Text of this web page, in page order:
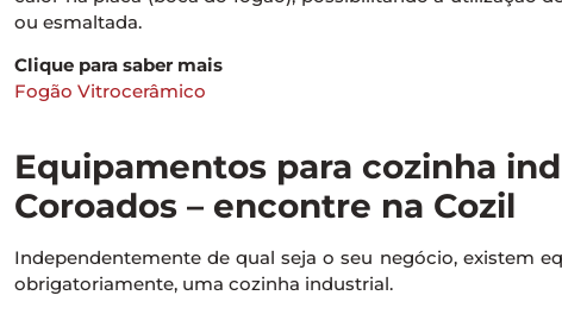
ou esmaltada.
Clique para saber mais
Fogão Vitrocerâmico
Equipamentos para cozinha
Coroados – encontre na Cozil
Independentemente de qual seja o seu negócio, existem
obrigatoriamente, uma cozinha industrial.